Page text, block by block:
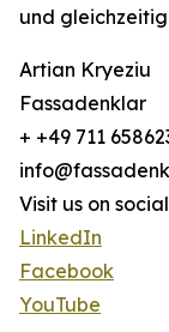
und
Artian Kryeziu
Fassadenklar
+ +49 711
Visit us on
LinkedIn
Facebook
YouTube